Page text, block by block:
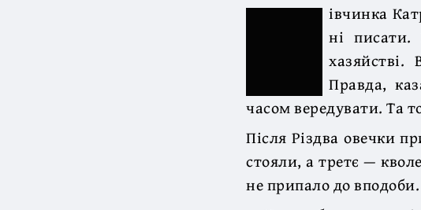
івчинка
ні
Правда,
часом вередувати. Та
Після Різдва овечки
стояли, а третє —
не припало до вподоби.